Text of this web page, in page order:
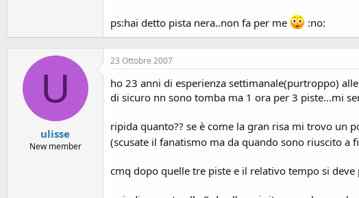
ps:hai detto pista nera..non fa per me :no:
U
ulisse
New member
23 Ottobre 2007
ho 23 anni di esperienza settimanale(purtroppo)
di sicuro nn sono tomba ma 1 ora per 3 piste...mi
ripida quanto?? se è come la gran risa mi trovo un
(scusate il fanatismo ma da quando sono riuscito a
cmq dopo quelle tre piste e il relativo tempo si deve